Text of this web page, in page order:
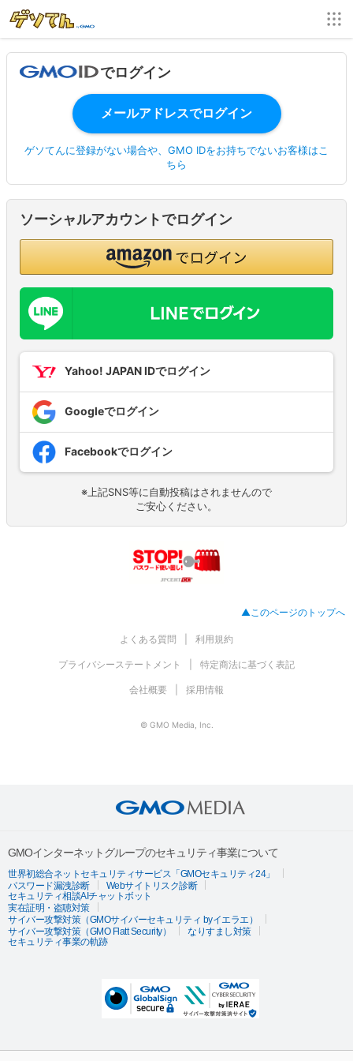
でログイン
ゲソてんに登録がない場合や、GMO IDをお持ちでないお客様はこ
ちら
ソーシャルアカウントでログイン
Yahoo! JAPAN IDでログイン
Googleでログイン
Facebookでログイン
※上記SNS等に自動投稿はされませんので
ご安心ください。
▲このページのトップへ
よくある質問 利用規約
プライバシーステートメント 特定商法に基づく表記
会社概要 採用情報
© GMO Media, Inc.
GMOインターネットグループのセキュリティ事業について
世界初総合ネットセキュリティサービス「GMOセキュリティ24」
パスワード漏洩診断
Webサイトリスク診断
セキュリティ相談AIチャットボット
実在証明・盗聴対策
サイバー攻撃対策（GMOサイバーセキュリティ byイエラエ）
サイバー攻撃対策（GMO Flatt Security）
なりすまし対策
セキュリティ事業の軌跡